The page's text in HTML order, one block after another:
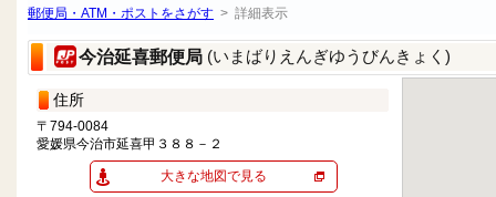
郵便局・ATM・ポストをさがす > 詳細表示
今治延喜郵便局 (いまばりえんぎゆうびんきょく)
住所
〒794-0084
愛媛県今治市延喜甲３８８－２
大きな地図で見る